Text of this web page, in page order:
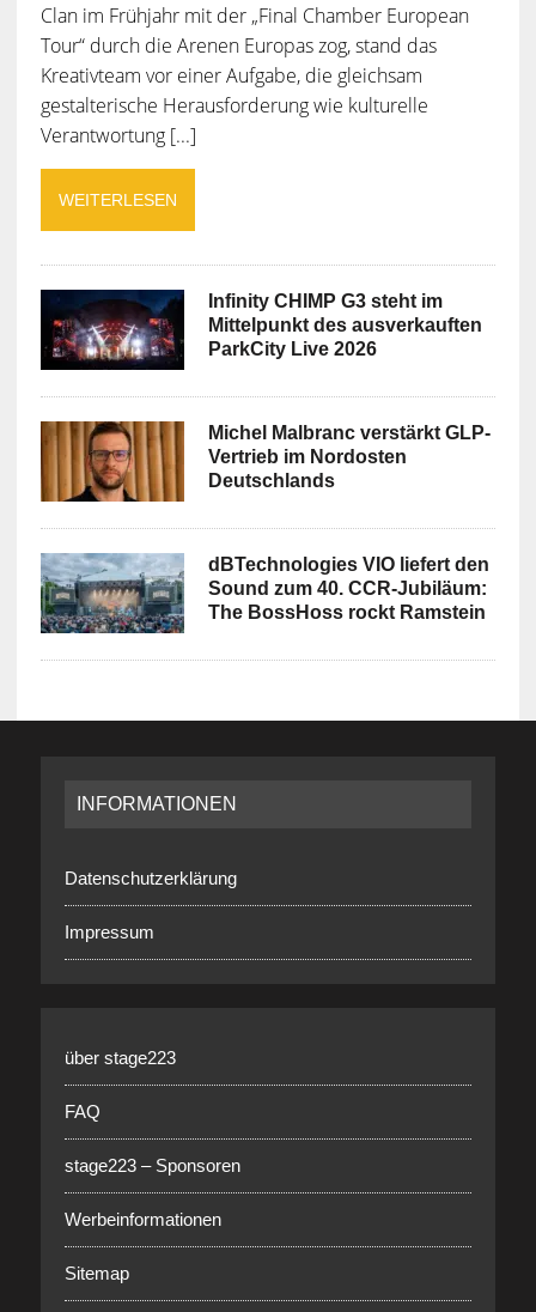
Clan im Frühjahr mit der „Final Chamber European
Tour“ durch die Arenen Europas zog, stand das
Kreativteam vor einer Aufgabe, die gleichsam
gestalterische Herausforderung wie kulturelle
Verantwortung [...]
WEITERLESEN
Infinity CHIMP G3 steht im
Mittelpunkt des ausverkauften
ParkCity Live 2026
Michel Malbranc verstärkt GLP-
Vertrieb im Nordosten
Deutschlands
dBTechnologies VIO liefert den
Sound zum 40. CCR-Jubiläum:
The BossHoss rockt Ramstein
INFORMATIONEN
Datenschutzerklärung
Impressum
über stage223
FAQ
stage223 – Sponsoren
Werbeinformationen
Sitemap